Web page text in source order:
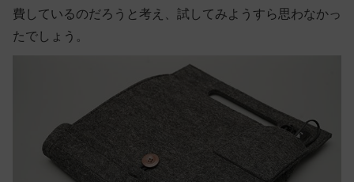
費しているのだろうと考え、試してみようすら思わなかっ
たでしょう。